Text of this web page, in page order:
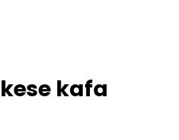
kafa